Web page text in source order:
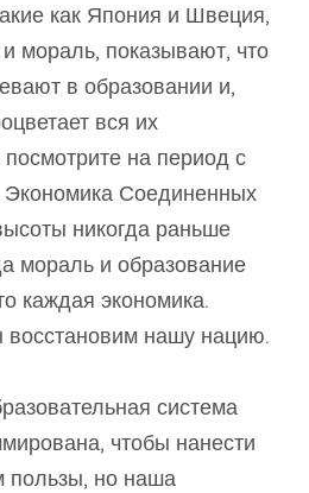
как Япония и Швеция,
мораль, показывают, что
в образовании и,
вся их
на период с
Соединенных
никогда раньше
мораль и образование
каждая экономика.
нашу нацию.
система
чтобы нанести
пользы, но наша